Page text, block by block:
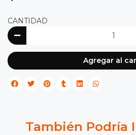
CANTIDAD
Agregar al
También Podría